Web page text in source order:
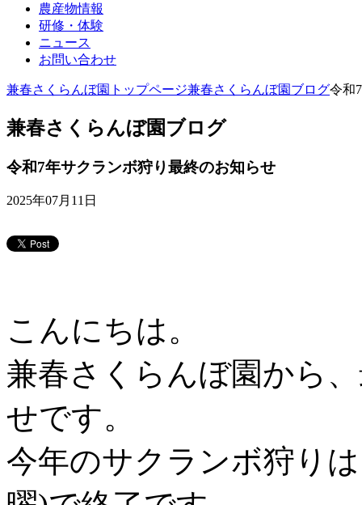
農産物情報
研修・体験
ニュース
お問い合わせ
兼春さくらんぼ園トップページ兼春さくらんぼ園ブログ令和
兼春さくらんぼ園ブログ
令和7年サクランボ狩り最終のお知らせ
2025年07月11日
こんにちは。
兼春さくらんぼ園から
せです。
今年のサクランボ狩り